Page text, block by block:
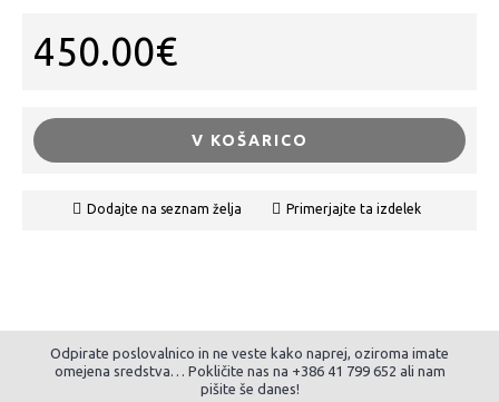
450.00€
V KOŠARICO
Dodajte na seznam želja Primerjajte ta izdelek
Odpirate poslovalnico in ne veste kako naprej, oziroma imate
omejena sredstva… Pokličite nas na +386 41 799 652 ali nam
pišite še danes!